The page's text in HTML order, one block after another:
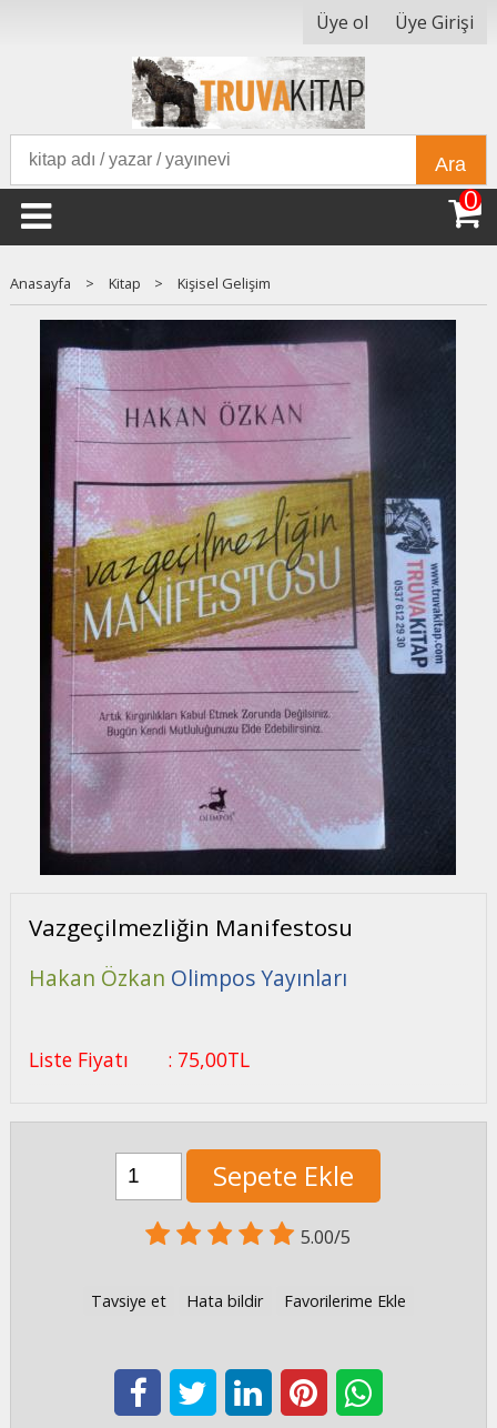
Üye ol Üye Girişi
Ara
0
Anasayfa > Kitap > Kişisel Gelişim
Vazgeçilmezliğin Manifestosu
Hakan Özkan Olimpos Yayınları
Liste Fiyatı : 75,00TL
Sepete Ekle
5.00/5
Tavsiye et Hata bildir Favorilerime Ekle